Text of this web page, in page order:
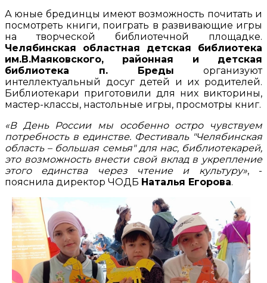
А юные брединцы имеют возможность почитать и
посмотреть книги, поиграть в развивающие игры
на творческой библиотечной площадке.
Челябинская областная детская библиотека
им.В.Маяковского, районная и детская
библиотека п. Бреды организуют
интеллектуальный досуг детей и их родителей.
Библиотекари приготовили для них викторины,
мастер-классы, настольные игры, просмотры книг.
«В День России мы особенно остро чувствуем
потребность в единстве. Фестиваль "Челябинская
область – большая семья" для нас, библиотекарей,
это возможность внести свой вклад в укрепление
этого единства через чтение и культуру», -
пояснила директор ЧОДБ Наталья Егорова.